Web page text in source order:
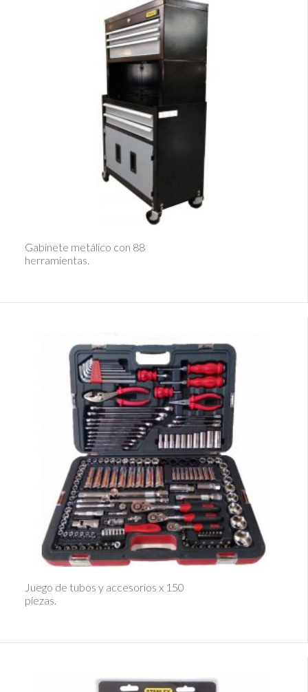
Ver Detalle
Gabinete metálico con 88
herramientas.
Ver Detalle
Juego de tubos y accesorios x 150
piezas.